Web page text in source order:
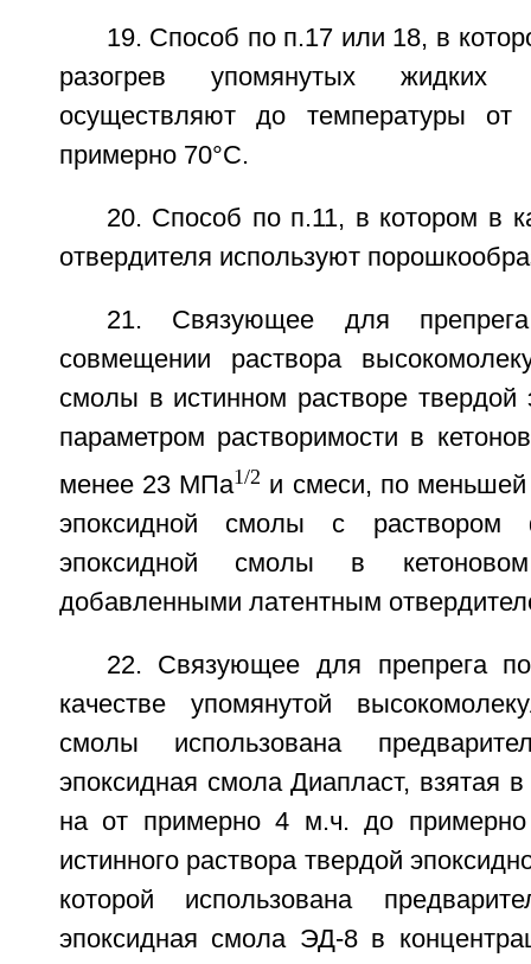
19. Способ по п.17 или 18, в
разогрев упомянутых жидких
осуществляют до температуры
примерно 70°С.
20. Способ по п.11, в котором в
отвердителя используют
21. Связующее для
совмещении раствора
смолы в истинном растворе
параметром растворимости в
менее 23 МПа1/2 и смеси, по
эпоксидной смолы с раствором
эпоксидной смолы в
добавленными латентным
22. Связующее для препрега
качестве упомянутой
смолы использована
эпоксидная смола Диапласт, взятая
на от примерно 4 м.ч. до примерно
истинного раствора твердой
которой использована
эпоксидная смола ЭД-8 в